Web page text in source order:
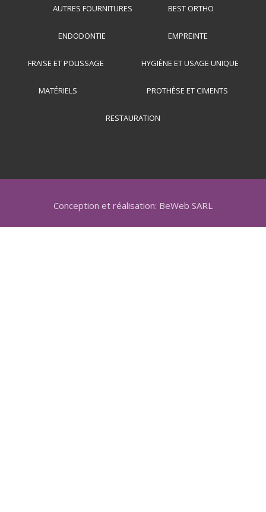
AUTRES FOURNITURES BEST ORTHO
ENDODONTIE EMPREINTE
FRAISE ET POLISSAGE HYGIÈNE ET USAGE UNIQUE
MATÉRIELS PROTHÈSE ET CIMENTS
RESTAURATION
Conception et réalisation: BeWeb SARL